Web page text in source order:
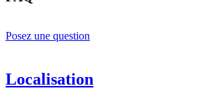
Posez une question
Localisation